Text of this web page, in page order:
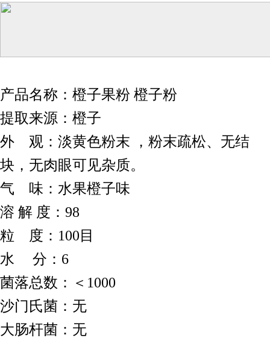
产品名称：橙子果粉 橙子粉
提取来源：橙子
外 观：淡黄色粉末 ，粉末疏松、无结
块，无肉眼可见杂质。
气 味：水果橙子味
溶 解 度：98
粒 度：100目
水 分：6
菌落总数：＜1000
沙门氏菌：无
大肠杆菌：无